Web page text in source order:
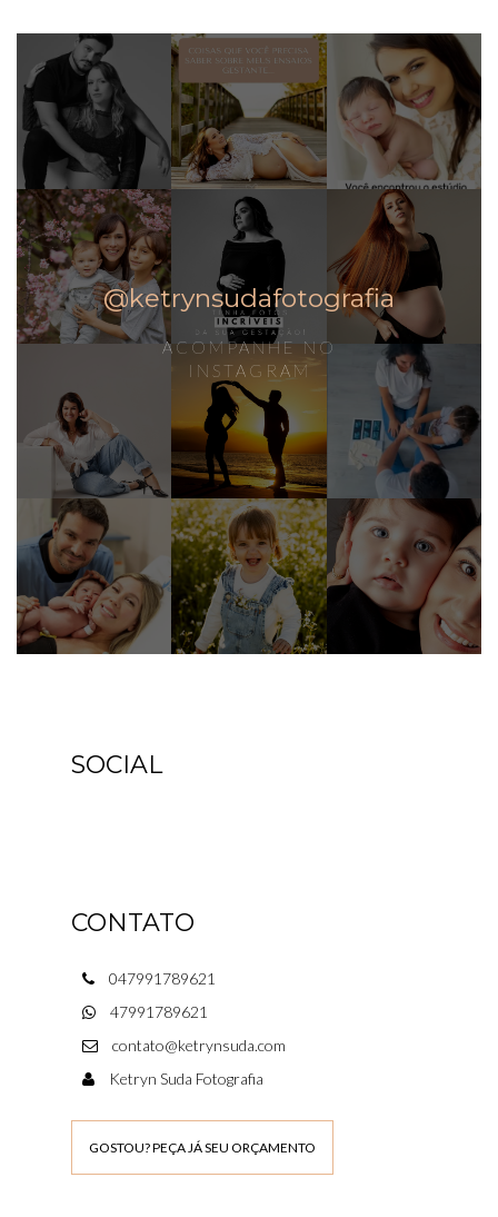
@ketrynsudafotografia
ACOMPANHE NO
INSTAGRAM
SOCIAL
CONTATO
047991789621
47991789621
contato@ketrynsuda.com
Ketryn Suda Fotografia
GOSTOU? PEÇA JÁ SEU ORÇAMENTO